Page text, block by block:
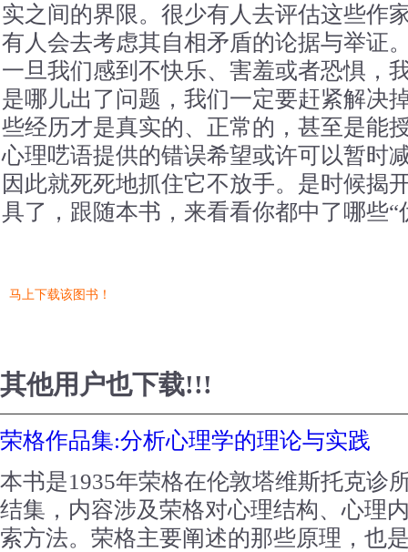
实之间的界限。很少有人去评估这些作
有人会去考虑其自相矛盾的论据与举证
一旦我们感到不快乐、害羞或者恐惧，
是哪儿出了问题，我们一定要赶紧解决
些经历才是真实的、正常的，甚至是能
心理呓语提供的错误希望或许可以暂时
因此就死死地抓住它不放手。是时候揭
具了，跟随本书，来看看你都中了哪些“
马上下载该图书！
其他用户也下载!!!
荣格作品集:分析心理学的理论与实践
本书是1935年荣格在伦敦塔维斯托克诊
结集，内容涉及荣格对心理结构、心理
索方法。荣格主要阐述的那些原理，也